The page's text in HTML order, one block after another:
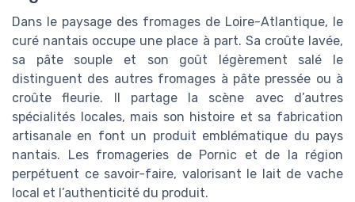
Dans le paysage des fromages de Loire-Atlantique, le
curé nantais occupe une place à part. Sa croûte lavée,
sa pâte souple et son goût légèrement salé le
distinguent des autres fromages à pâte pressée ou à
croûte fleurie. Il partage la scène avec d’autres
spécialités locales, mais son histoire et sa fabrication
artisanale en font un produit emblématique du pays
nantais. Les fromageries de Pornic et de la région
perpétuent ce savoir-faire, valorisant le lait de vache
local et l’authenticité du produit.